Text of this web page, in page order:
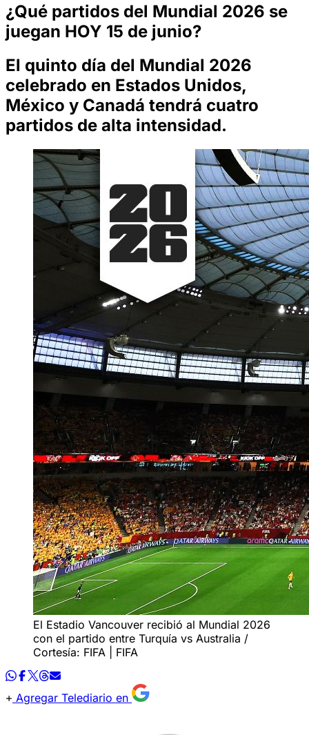
¿Qué partidos del Mundial 2026 se
juegan HOY 15 de junio?
El quinto día del Mundial 2026
celebrado en Estados Unidos,
México y Canadá tendrá cuatro
partidos de alta intensidad.
El Estadio Vancouver recibió al Mundial 2026
con el partido entre Turquía vs Australia /
Cortesía: FIFA | FIFA
Agregar Telediario en